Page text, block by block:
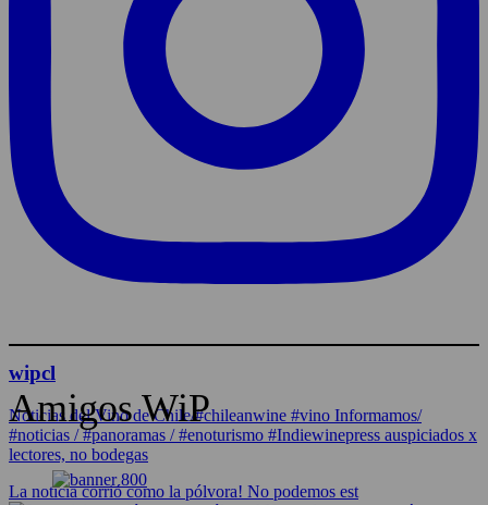
wipcl
Noticias del Vino de Chile/#chileanwine #vino Informamos/
#noticias / #panoramas / #enoturismo #Indiewinepress auspiciados x
lectores, no bodegas
La noticia corrió como la pólvora! No podemos est
Amigos WiP